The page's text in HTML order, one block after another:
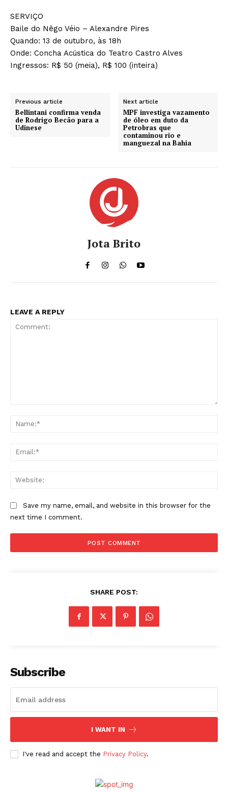
SERVIÇO
Baile do Nêgo Véio – Alexandre Pires
Quando: 13 de outubro, às 18h
Onde: Concha Acústica do Teatro Castro Alves
Ingressos: R$ 50 (meia), R$ 100 (inteira)
Previous article
Bellintani confirma venda
de Rodrigo Becão para a
Udinese
Next article
MPF investiga vazamento
de óleo em duto da
Petrobras que
contaminou rio e
manguezal na Bahia
Jota Brito
LEAVE A REPLY
Save my name, email, and website in this browser for the
next time I comment.
SHARE POST:
Subscribe
I WANT IN
I've read and accept the Privacy Policy.